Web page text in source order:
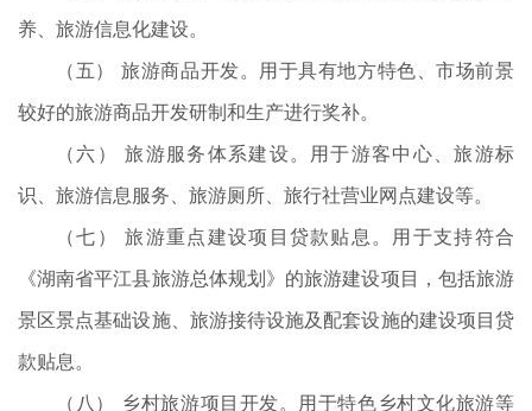
养、旅游信息化建设。
（五） 旅游商品开发。用于具有地方特色、市场前景
较好的旅游商品开发研制和生产进行奖补。
（六） 旅游服务体系建设。用于游客中心、旅游标
识、旅游信息服务、旅游厕所、旅行社营业网点建设等。
（七） 旅游重点建设项目贷款贴息。用于支持符合
《湖南省平江县旅游总体规划》的旅游建设项目，包括旅游
景区景点基础设施、旅游接待设施及配套设施的建设项目贷
款贴息。
（八） 乡村旅游项目开发。用于特色乡村文化旅游等